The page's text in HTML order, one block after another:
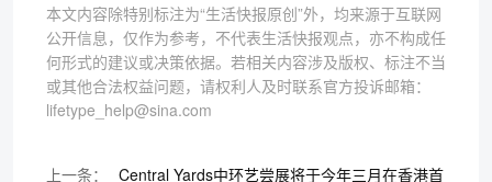
本文内容除特别标注为“生活快报原创”外，均来源于互联网
公开信息，仅作为参考，不代表生活快报观点，亦不构成任
何形式的建议或决策依据。若相关内容涉及版权、标注不当
或其他合法权益问题，请权利人及时联系官方投诉邮箱：
lifetype_help@sina.com
上一条：
Central Yards中环艺尝展将于今年三月在香港首